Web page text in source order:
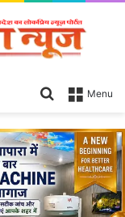
Menu
Search